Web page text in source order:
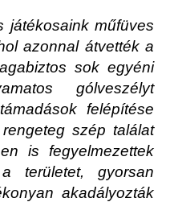
játékosaink műfüves
azonnal átvették a
sok egyéni
gólveszélyt
felépítése
szép találat
is fegyelmezettek
területet, gyorsan
akadályozták